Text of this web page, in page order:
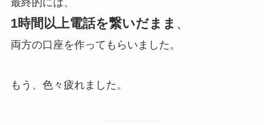
最終的には、
1時間以上電話を繋いだまま 、
両方の口座を作ってもらいました。
もう、色々疲れました。